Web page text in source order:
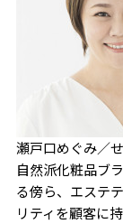
瀬戸口めぐみ／
自然派化粧品ブ
る傍ら、エステ
リティを顧客に